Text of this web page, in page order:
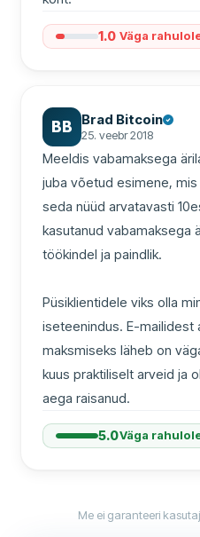
1.0 Väga
BB Brad Bitcoin
25. veebr 2018
Meeldis vabamaksega
juba võetud esimene,
seda nüüd arvatavasti
kasutanud vabamaksega
töökindel ja paindlik.
Püsiklientidele viks olla
iseteenindus. E-mailidest
maksmiseks läheb on
kuus praktiliselt arveid ja
aega raisanud.
5.0Väga
Me ei garanteeri